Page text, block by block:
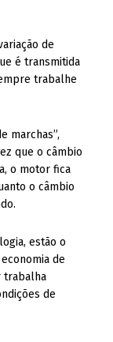
de
é transmitida
trabalhe
marchas”,
que o câmbio
o motor fica
o câmbio
estão o
de
trabalha
de